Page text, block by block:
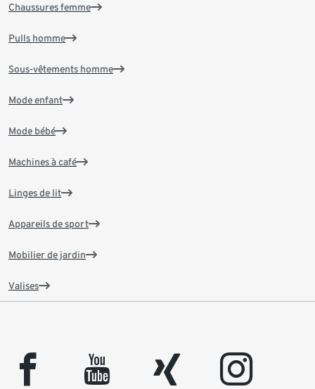
Chaussures femme
Pulls homme
Sous-vêtements homme
Mode enfant
Mode bébé
Machines à café
Linges de lit
Appareils de sport
Mobilier de jardin
Valises
facebook youtube xing instagram